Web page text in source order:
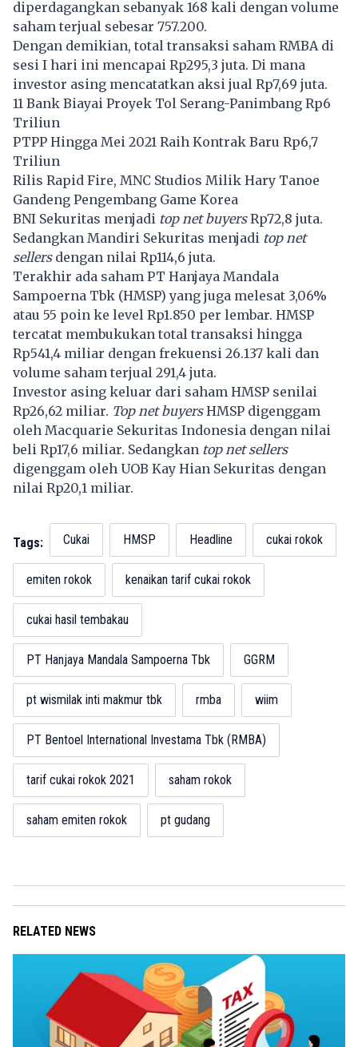
diperdagangkan sebanyak 168 kali dengan volume
saham terjual sebesar 757.200.
Dengan demikian, total transaksi saham RMBA di
sesi I hari ini mencapai Rp295,3 juta. Di mana
investor asing mencatatkan aksi jual Rp7,69 juta.
11 Bank Biayai Proyek Tol Serang-Panimbang Rp6
Triliun
PTPP Hingga Mei 2021 Raih Kontrak Baru Rp6,7
Triliun
Rilis Rapid Fire, MNC Studios Milik Hary Tanoe
Gandeng Pengembang Game Korea
BNI Sekuritas menjadi top net buyersRp72,8 juta.
Sedangkan Mandiri Sekuritas menjadi top net
sellersdengan nilai Rp114,6 juta.
Terakhir ada saham PT Hanjaya Mandala
Sampoerna Tbk (HMSP) yang juga melesat 3,06%
atau 55 poin ke level Rp1.850 per lembar. HMSP
tercatat membukukan total transaksi hingga
Rp541,4 miliar dengan frekuensi 26.137 kali dan
volume saham terjual 291,4 juta.
Investor asing keluar dari saham HMSP senilai
Rp26,62 miliar. Top net buyersHMSP digenggam
oleh Macquarie Sekuritas Indonesia dengan nilai
beli Rp17,6 miliar. Sedangkan top net sellers
digenggam oleh UOB Kay Hian Sekuritas dengan
nilai Rp20,1 miliar.
Tags: Cukai HMSP Headline cukai rokok
emiten rokok kenaikan tarif cukai rokok
cukai hasil tembakau
PT Hanjaya Mandala Sampoerna Tbk GGRM
pt wismilak inti makmur tbk rmba wiim
PT Bentoel International Investama Tbk (RMBA)
tarif cukai rokok 2021 saham rokok
saham emiten rokok pt gudang
RELATED NEWS